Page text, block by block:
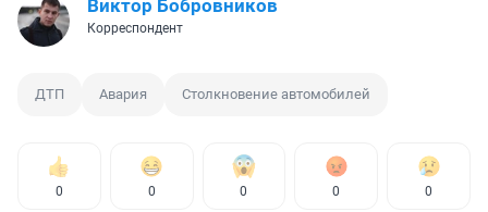
Виктор Бобровников
Корреспондент
ДТП Авария Столкновение автомобилей
0 0 0 0 0